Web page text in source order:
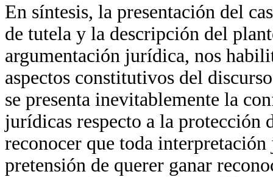
En síntesis, la presentación del
de tutela y la descripción del
argumentación jurídica, nos
aspectos constitutivos del
se presenta inevitablemente la
jurídicas respecto a la protección
reconocer que toda
pretensión de querer ganar